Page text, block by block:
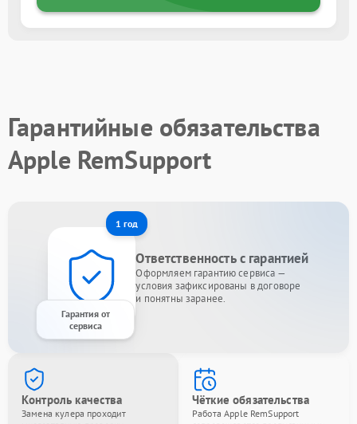
Гарантийные обязательства
Apple RemSupport
1 год
Гарантия от
сервиса
Ответственность с гарантией
Оформляем гарантию сервиса —
условия зафиксированы в договоре
и понятны заранее.
Контроль качества
Замена кулера проходит
Чёткие обязательства
Работа Apple RemSupport